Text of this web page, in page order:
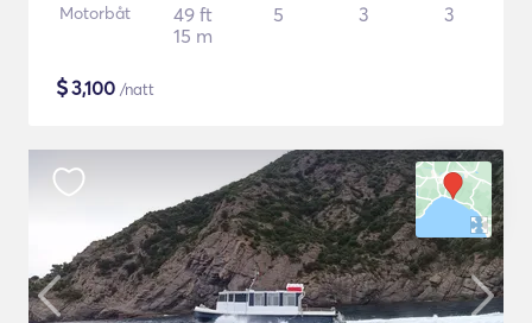
Motorbåt
49 ft
15 m
5 3 3
$3,100 /natt